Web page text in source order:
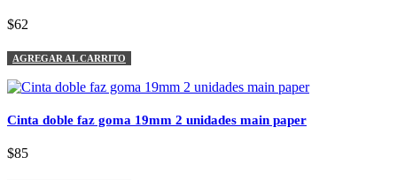
$62
AGREGAR AL CARRITO
Cinta doble faz goma 19mm 2 unidades main paper
$85